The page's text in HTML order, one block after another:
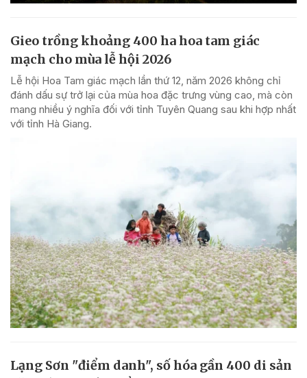
Gieo trồng khoảng 400 ha hoa tam giác
mạch cho mùa lễ hội 2026
Lễ hội Hoa Tam giác mạch lần thứ 12, năm 2026 không chỉ
đánh dấu sự trở lại của mùa hoa đặc trưng vùng cao, mà còn
mang nhiều ý nghĩa đối với tỉnh Tuyên Quang sau khi hợp nhất
với tỉnh Hà Giang.
Lạng Sơn "điểm danh", số hóa gần 400 di sản